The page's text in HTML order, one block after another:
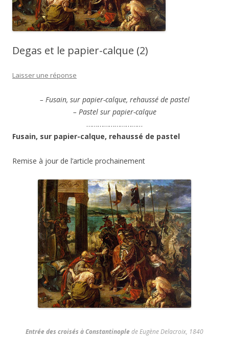
Degas et le papier-calque (2)
Laisser une réponse
– Fusain, sur papier-calque, rehaussé de pastel
– Pastel sur papier-calque
…………………………
Fusain, sur papier-calque, rehaussé de pastel
Remise à jour de l’article prochainement
Entrée des croisés à Constantinoplede Eugène Delacroix, 1840